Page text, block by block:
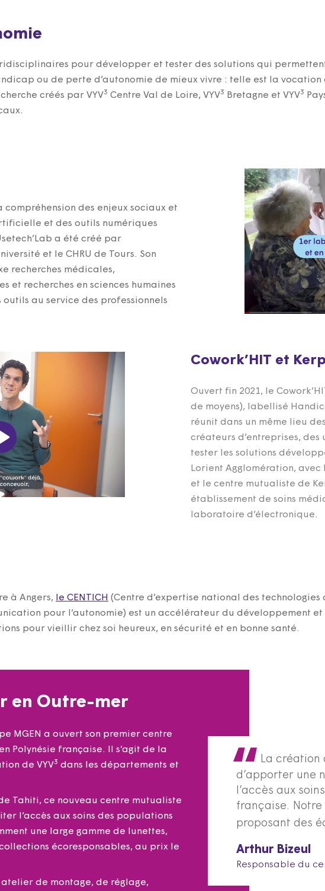
pour développer et tester des solutions qui
ou de perte d’autonomie de mieux vivre : telle est la vocation
créés par VYV3 Centre Val de Loire, VYV3 Bretagne et VYV3
des enjeux sociaux et
et des outils numériques
a été créé par
et le CHRU de Tours. Son
recherches médicales,
et recherches en sciences humaines
au service des professionnels
Cowork’HIT et
Ouvert fin 2021, le
de moyens), labellisé
réunit dans un même lieu
créateurs d’entreprises,
tester les solutions
Lorient Agglomération, avec
et le centre mutualiste de
établissement de soins
laboratoire d’électronique.
à Angers, le CENTICH (Centre d’expertise national des technologies
pour l’autonomie) est un accélérateur du développement et
pour vieillir chez soi heureux, en sécurité et en bonne santé.
La
d’apporter une
l’accès aux
française. Notre
proposant des
Arthur Bizeul
Responsable du
en Outre-mer
MGEN a ouvert son premier centre
Polynésie française. Il s’agit de la
de VYV3 dans les départements et
Tahiti, ce nouveau centre mutualiste
l’accès aux soins des populations
une large gamme de lunettes,
écoresponsables, au prix le
de montage, de réglage,